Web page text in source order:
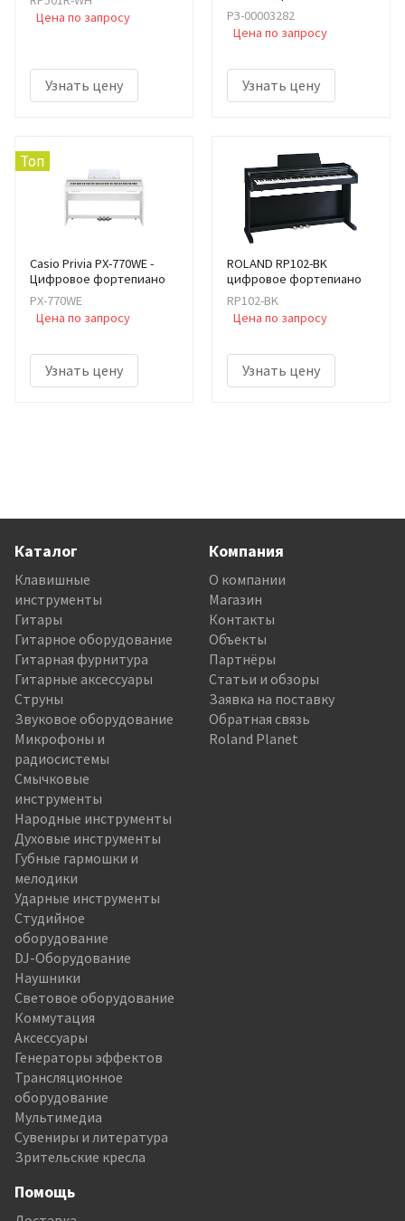
Цена по запросу
Узнать цену
РЗ-00003282
Цена по запросу
Узнать цену
Топ
Casio Privia PX-770WE -
Цифровое фортепиано
PX-770WE
Цена по запросу
Узнать цену
ROLAND RP102-BK
цифровое фортепиано
RP102-BK
Цена по запросу
Узнать цену
Каталог
Клавишные
инструменты
Гитары
Гитарное оборудование
Гитарная фурнитура
Гитарные аксессуары
Струны
Звуковое оборудование
Микрофоны и
радиосистемы
Смычковые
инструменты
Народные инструменты
Духовые инструменты
Губные гармошки и
мелодики
Ударные инструменты
Студийное
оборудование
DJ-Оборудование
Наушники
Световое оборудование
Коммутация
Аксессуары
Генераторы эффектов
Трансляционное
оборудование
Мультимедиа
Сувениры и литература
Зрительские кресла
Компания
О компании
Магазин
Контакты
Объекты
Партнёры
Статьи и обзоры
Заявка на поставку
Обратная связь
Roland Planet
Помощь